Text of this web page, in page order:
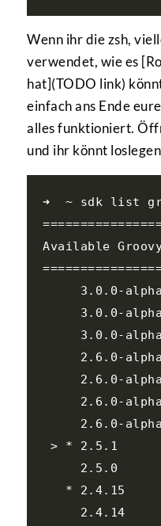
Wenn ihr die zsh,
verwendet, wie es
hat](TODO link)
einfach ans Ende
alles funktioniert.
und ihr könnt
➜  ~ sdk list
Available
3.0.0-
3.0.0-
3.0.0-
2.6.0-
2.6.0-
2.6.0-
2.6.0-
> * 2.5.1
2.5.0
* 2.4.15
2.4.14